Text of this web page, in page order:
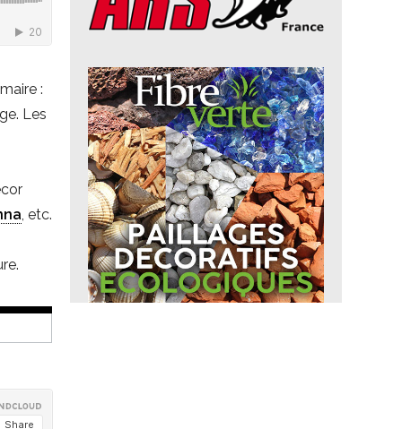
:
Les
, etc.